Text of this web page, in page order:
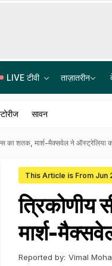
LIVE टीवी ताज़ातरीन
सावन
का शतक, मार्श-मैक्‍सवेल ने ऑस्‍ट्रेलिया
This Article is From Jun
त्रिकोणीय
मार्श-
Reported by: Vimal